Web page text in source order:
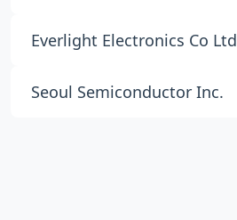
Everlight Electronics Co Ltd
Seoul Semiconductor Inc.